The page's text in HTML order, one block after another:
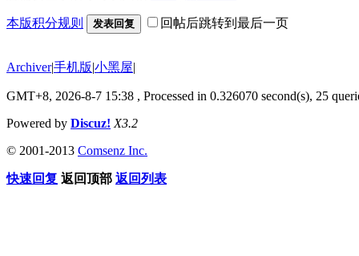
本版积分规则 发表回复 回帖后跳转到最后一页
Archiver|手机版|小黑屋|
GMT+8, 2026-8-7 15:38 , Processed in 0.326070 second(s), 25
Powered by Discuz! X3.2
© 2001-2013 Comsenz Inc.
快速回复 返回顶部 返回列表